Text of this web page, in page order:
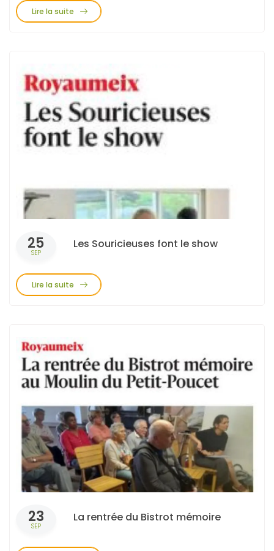
Lire la suite
25
SEP
Les Souricieuses font le show
Lire la suite
23
SEP
La rentrée du Bistrot mémoire